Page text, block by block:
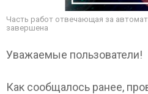
Часть работ отвечающая за
завершена
Уважаемые пользователи!
Как сообщалось ранее,